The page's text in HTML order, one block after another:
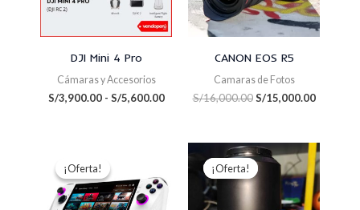
DJI Mini 4 Pro
Cámaras y Accesorios
S/3,900.00 - S/5,600.00
CANON EOS R5
Camaras de Fotos
S/16,000.00 S/15,000.00
¡Oferta!
¡Oferta!
original
era:
S/3,800.00.
precio
actual
es:
S/3,400.00.
¡Oferta!
¡Oferta!
El
precio
original
S/800.00.
El
precio
actual
es:
S/700.00.